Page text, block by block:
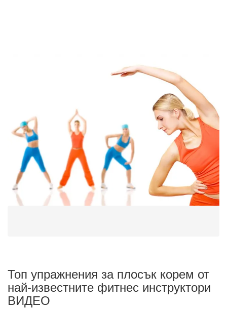
Топ упражнения за плосък корем от
най-известните фитнес инструктори
ВИДЕО